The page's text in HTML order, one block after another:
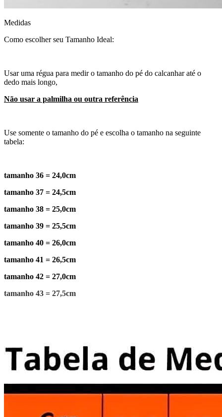
Medidas
Como escolher seu Tamanho Ideal:
Usar uma régua para medir o tamanho do pé do calcanhar até o
dedo mais longo,
Não usar a palmilha ou outra referência
Use somente o tamanho do pé e escolha o tamanho na seguinte
tabela:
tamanho 36 = 24,0cm
tamanho 37 = 24,5cm
tamanho 38 = 25,0cm
tamanho 39 = 25,5cm
tamanho 40 = 26,0cm
tamanho 41 = 26,5cm
tamanho 42 = 27,0cm
tamanho 43 = 27,5cm